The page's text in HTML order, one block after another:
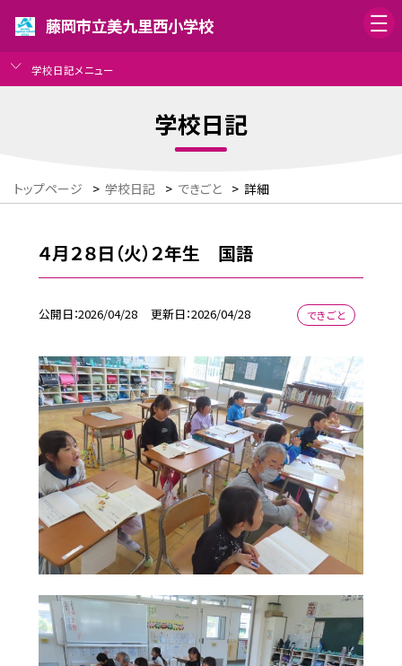
藤岡市立美九里西小学校
学校日記メニュー
学校日記
トップページ > 学校日記 > できごと > 詳細
４月２８日（火）２年生 国語
公開日 2026/04/28 更新日 2026/04/28 できごと